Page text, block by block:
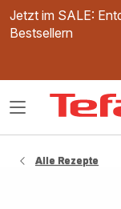
Jetzt im SALE:
Bestsellern
Das
Alle Rezepte